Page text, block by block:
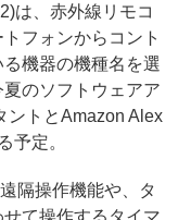
は、赤外線リモコ
フォンからコント
機器の機種名を選
のソフトウェアア
ントとAmazon Alex
予定。
隔操作機能や、タ
て操作するタイマ